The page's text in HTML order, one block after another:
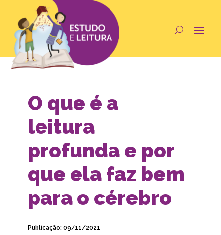
O que é a
leitura
profunda e por
que ela faz bem
para o cérebro
Publicação: 09/11/2021